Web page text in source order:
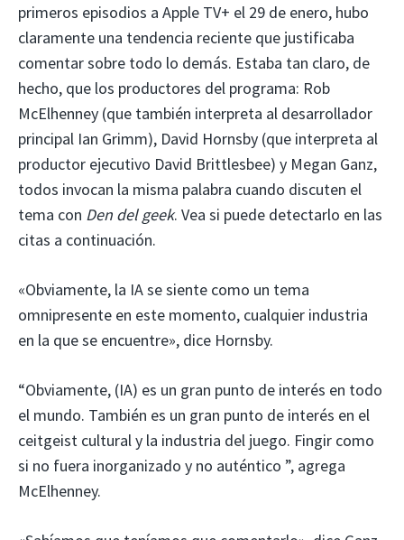
primeros episodios a Apple TV+ el 29 de enero, hubo
claramente una tendencia reciente que justificaba
comentar sobre todo lo demás. Estaba tan claro, de
hecho, que los productores del programa: Rob
McElhenney (que también interpreta al desarrollador
principal Ian Grimm), David Hornsby (que interpreta al
productor ejecutivo David Brittlesbee) y Megan Ganz,
todos invocan la misma palabra cuando discuten el
tema con Den del geek. Vea si puede detectarlo en las
citas a continuación.
«Obviamente, la IA se siente como un tema
omnipresente en este momento, cualquier industria
en la que se encuentre», dice Hornsby.
“Obviamente, (IA) es un gran punto de interés en todo
el mundo. También es un gran punto de interés en el
ceitgeist cultural y la industria del juego. Fingir como
si no fuera inorganizado y no auténtico ”, agrega
McElhenney.